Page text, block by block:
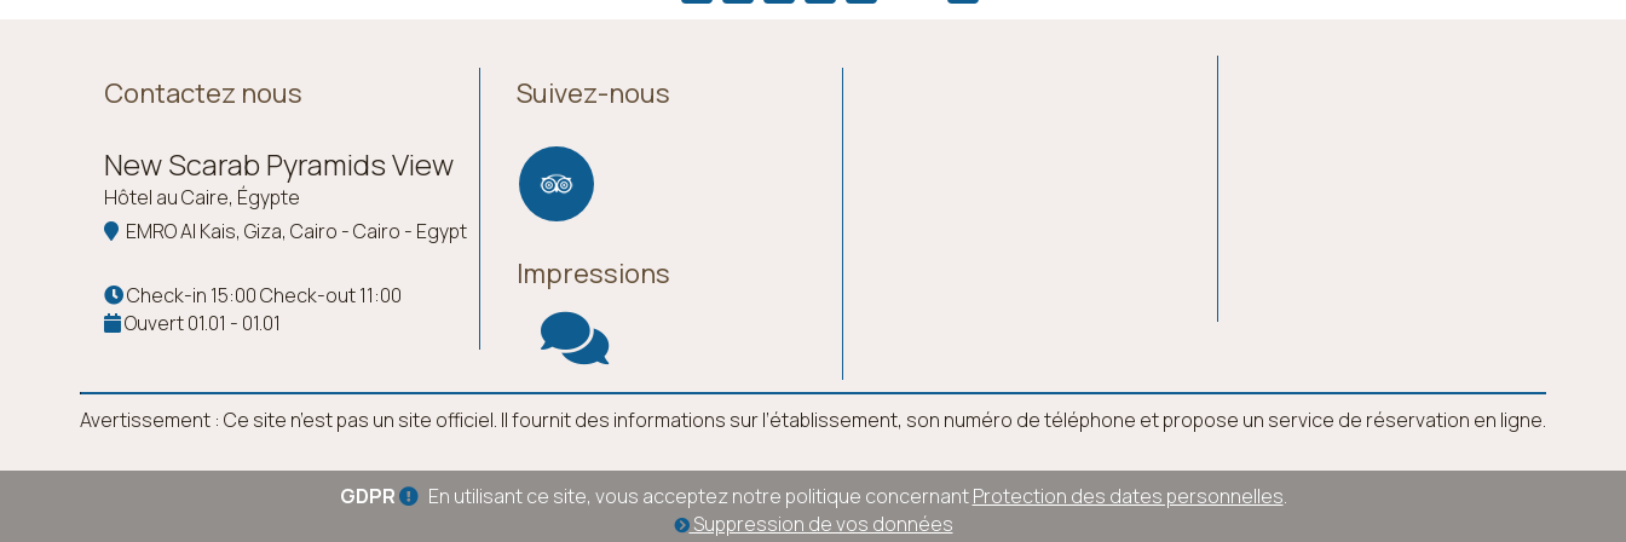
Contactez nous
New Scarab Pyramids View
Hôtel au Caire, Égypte
EMRO Al Kais, Giza, Cairo - Cairo - Egypt
Check-in 15:00 Check-out 11:00
Ouvert 01.01 - 01.01
Suivez-nous
Impressions
Avertissement : Ce site n’est pas un site officiel. Il fournit des informations sur l’établissement, son numéro de téléphone et propose un service de réservation en ligne.
GDPR En utilisant ce site, vous acceptez notre politique concernantProtection des dates personnelles.
Suppression de vos données